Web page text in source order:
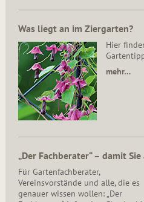
Was liegt an im Ziergarten?
Hier
mehr…
„Der Fachberater“ – damit
Für Gartenfachberater,
Vereinsvorstände und alle, die es
genauer wissen wollen: „Der